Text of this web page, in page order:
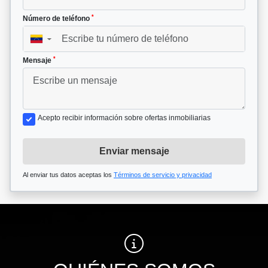
Número de teléfono *
▼
Mensaje *
Acepto recibir información sobre ofertas inmobiliarias
Enviar mensaje
Al enviar tus datos aceptas los Términos de servicio y privacidad